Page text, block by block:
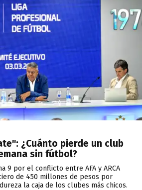
¿Cuánto pierde un club
sin fútbol?
9 por el conflicto entre AFA y ARCA
de 450 millones de pesos por
la caja de los clubes más chicos.